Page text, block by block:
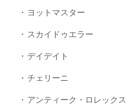
ヨットマスター
スカイドゥエラー
デイデイト
チェリーニ
アンティーク・ロレックス